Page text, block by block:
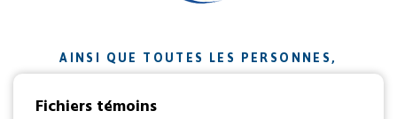
AINSI QUE TOUTES LES PERSONNES,
ORGANISMES ET ENTREPRISES QUI ONT
CONTRIBUÉ À NOTRE MISSION.
Fichiers témoins